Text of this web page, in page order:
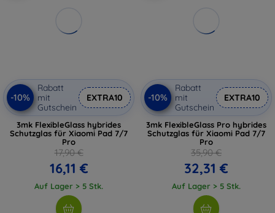
-10%
Rabatt
mit
Gutschein
EXTRA10
3mk FlexibleGlass hybrides
Schutzglas für Xiaomi Pad 7/7
Pro
17,90 €
16,11 €
Auf Lager > 5 Stk.
-10%
Rabatt
mit
Gutschein
EXTRA10
3mk FlexibleGlass Pro hybrides
Schutzglas für Xiaomi Pad 7/7
Pro
35,90 €
32,31 €
Auf Lager > 5 Stk.